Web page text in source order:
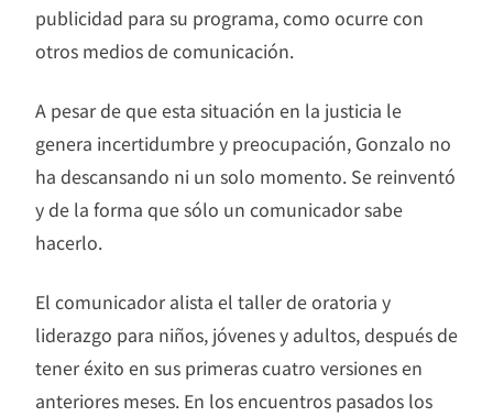
publicidad para su programa, como ocurre con
otros medios de comunicación.
A pesar de que esta situación en la justicia le
genera incertidumbre y preocupación, Gonzalo no
ha descansando ni un solo momento. Se reinventó
y de la forma que sólo un comunicador sabe
hacerlo.
El comunicador alista el taller de oratoria y
liderazgo para niños, jóvenes y adultos, después de
tener éxito en sus primeras cuatro versiones en
anteriores meses. En los encuentros pasados los